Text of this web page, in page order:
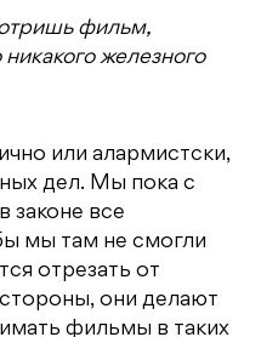
фильм,
железного
или алармистски,
дел. Мы пока с
законе все
мы там не смогли
отрезать от
они делают
фильмы в таких